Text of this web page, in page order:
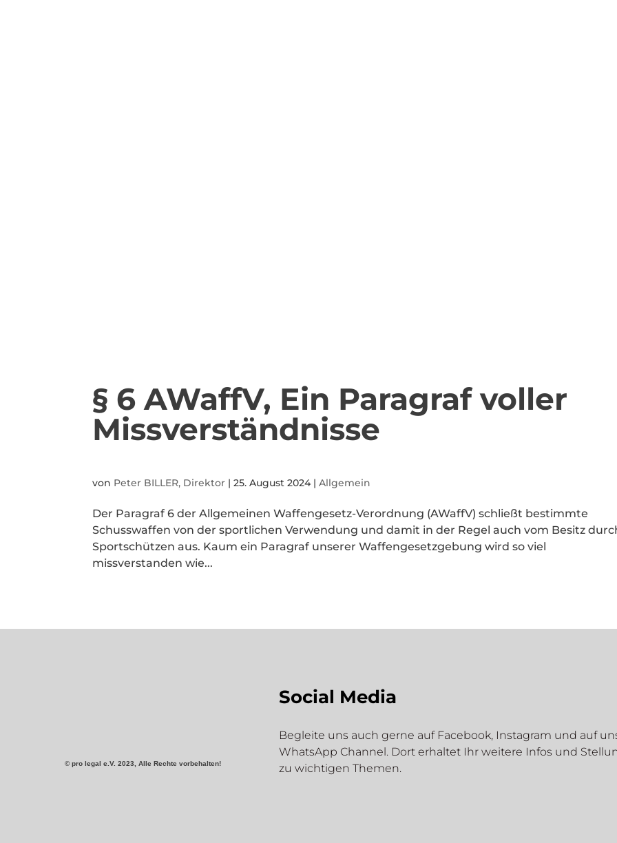
§ 6 AWaffV, Ein Paragraf voller
Missverständnisse
von Peter BILLER, Direktor |25. August 2024 |Allgemein
Der Paragraf 6 der Allgemeinen Waffengesetz-Verordnung (AWaffV) schließt bestimmte
Schusswaffen von der sportlichen Verwendung und damit in der Regel auch vom Besitz
Sportschützen aus. Kaum ein Paragraf unserer Waffengesetzgebung wird so viel
missverstanden wie...
©pro legal e.V. 2023, Alle Rechte vorbehalten!
Social Media
Begleite uns auch gerne auf Facebook, Instagram und auf
WhatsApp Channel. Dort erhaltet Ihr weitere Infos und
zu wichtigen Themen.